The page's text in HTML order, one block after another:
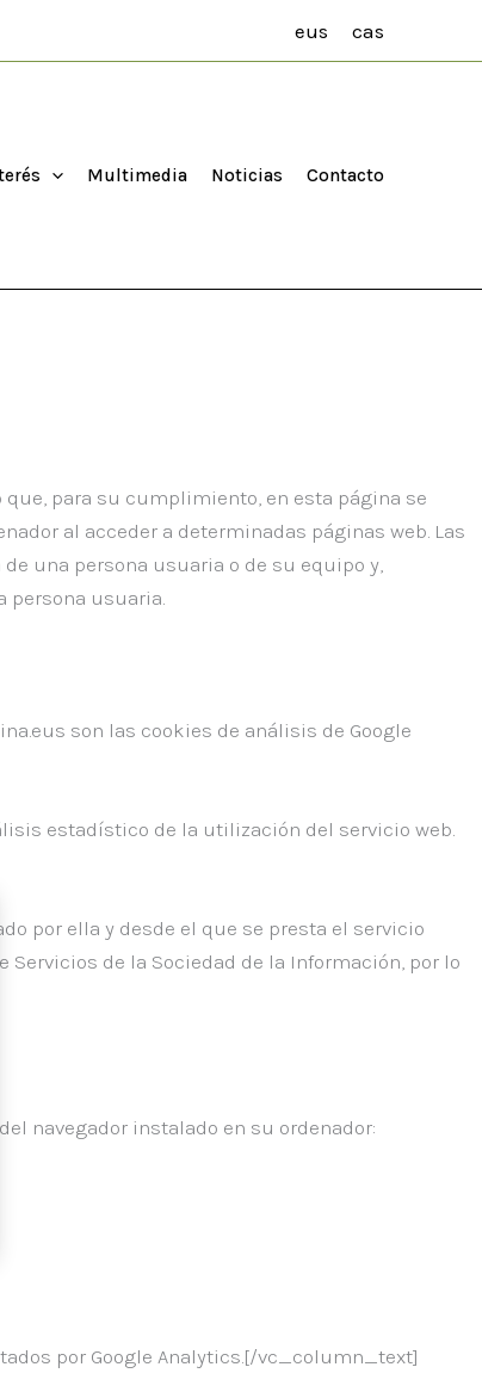
eus cas
Multimedia Noticias Contacto
que, para su cumplimiento, en esta página se
al acceder a determinadas páginas web. Las
una persona usuaria o de su equipo y,
persona usuaria.
son las cookies de análisis de Google
estadístico de la utilización del servicio web.
por ella y desde el que se presta el servicio
de la Sociedad de la Información, por lo
navegador instalado en su ordenador:
por Google Analytics.[/vc_column_text]